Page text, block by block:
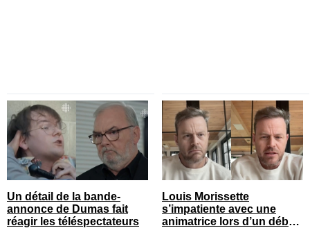
Un détail de la bande-
annonce de Dumas fait
réagir les téléspectateurs
Louis Morissette
s’impatiente avec une
animatrice lors d’un débat